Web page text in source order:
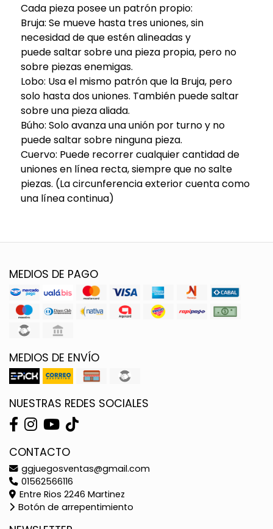
Cada pieza posee un patrón propio:
Bruja: Se mueve hasta tres uniones, sin
necesidad de que estén alineadas y
puede saltar sobre una pieza propia, pero no
sobre piezas enemigas.
Lobo: Usa el mismo patrón que la Bruja, pero
solo hasta dos uniones. También puede saltar
sobre una pieza aliada.
Búho: Solo avanza una unión por turno y no
puede saltar sobre ninguna pieza.
Cuervo: Puede recorrer cualquier cantidad de
uniones en línea recta, siempre que no salte
piezas. (La circunferencia exterior cuenta como
una línea continua)
MEDIOS DE PAGO
MEDIOS DE ENVÍO
NUESTRAS REDES SOCIALES
CONTACTO
ggjuegosventas@gmail.com
01562566116
Entre Rios 2246 Martinez
Botón de arrepentimiento